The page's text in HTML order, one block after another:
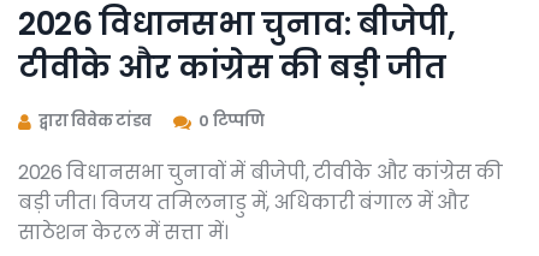
2026 विधानसभा चुनाव: बीजेपी,
टीवीके और कांग्रेस की बड़ी जीत
द्वारा विवेक टांडव 0 टिप्पणि
2026 विधानसभा चुनावों में बीजेपी, टीवीके और कांग्रेस की
बड़ी जीत। विजय तमिलनाडु में, अधिकारी बंगाल में और
साठेशन केरल में सत्ता में।